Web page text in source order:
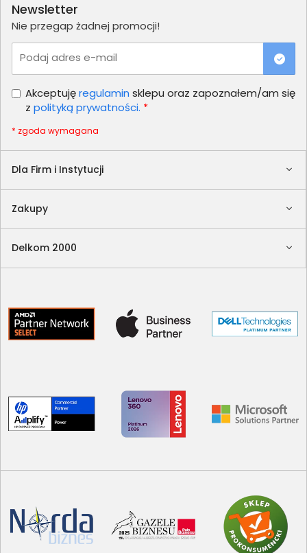
Dla Firm i Instytucji
Zakupy
Delkom 2000
Newsletter
Nie przegap żadnej promocji!
Podaj adres e-mail
Akceptujęregulamin sklepu oraz zapoznałem/am się
z polityką prywatności. *
* zgoda wymagana